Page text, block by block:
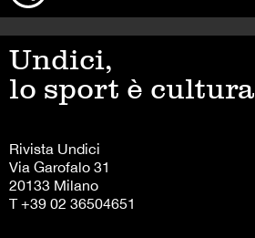
Undici,
lo sport è cultura
Rivista Undici
Via Garofalo 31
20133 Milano
T +39 02 36504651